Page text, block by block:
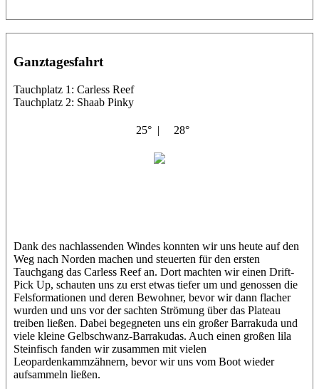
Ganztagesfahrt
Tauchplatz 1: Carless Reef
Tauchplatz 2: Shaab Pinky
25° | 28°
Dank des nachlassenden Windes konnten wir uns heute auf den
Weg nach Norden machen und steuerten für den ersten
Tauchgang das Carless Reef an. Dort machten wir einen Drift-
Pick Up, schauten uns zu erst etwas tiefer um und genossen die
Felsformationen und deren Bewohner, bevor wir dann flacher
wurden und uns vor der sachten Strömung über das Plateau
treiben ließen. Dabei begegneten uns ein großer Barrakuda und
viele kleine Gelbschwanz-Barrakudas. Auch einen großen lila
Steinfisch fanden wir zusammen mit vielen
Leopardenkammzähnern, bevor wir uns vom Boot wieder
aufsammeln ließen.